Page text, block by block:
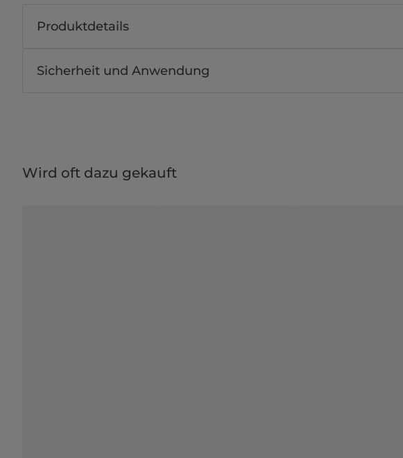
Produktdetails
Sicherheit und Anwendung
Wird oft dazu gekauft